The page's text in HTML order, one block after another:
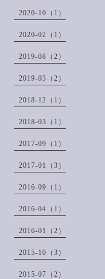
2020-10（1）
2020-02（1）
2019-08（2）
2019-03（2）
2018-12（1）
2018-03（1）
2017-09（1）
2017-01（3）
2016-09（1）
2016-04（1）
2016-01（2）
2015-10（3）
2015-07（2）